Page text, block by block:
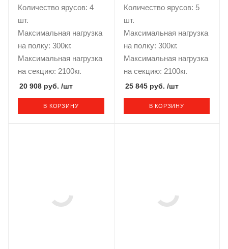
Количество ярусов: 4
шт.
Максимальная нагрузка
на полку: 300кг.
Максимальная нагрузка
на секцию: 2100кг.
20 908 руб. /шт
В КОРЗИНУ
Количество ярусов: 5
шт.
Максимальная нагрузка
на полку: 300кг.
Максимальная нагрузка
на секцию: 2100кг.
25 845 руб. /шт
В КОРЗИНУ